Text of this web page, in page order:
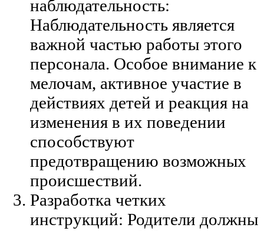
наблюдательность:
Наблюдательность является
важной частью работы этого
персонала. Особое внимание к
мелочам, активное участие в
действиях детей и реакция на
изменения в их поведении
способствуют
предотвращению возможных
происшествий.
Разработка четких
инструкций: Родители должны